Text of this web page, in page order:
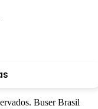
Buser Brasil